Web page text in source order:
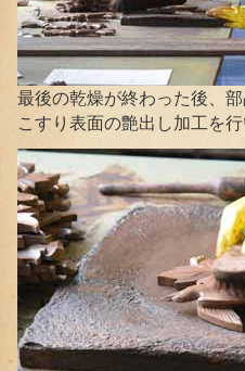
最後の乾燥が終わった後、
こすり表面の艶出し加工を